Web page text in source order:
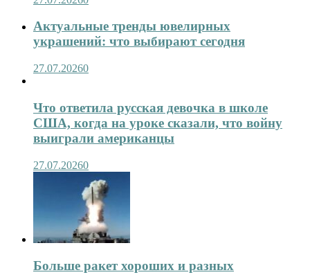
Актуальные тренды ювелирных
украшений: что выбирают сегодня
27.07.20260
Что ответила русская девочка в школе
США, когда на уроке сказали, что войну
выиграли американцы
27.07.20260
Больше ракет хороших и разных